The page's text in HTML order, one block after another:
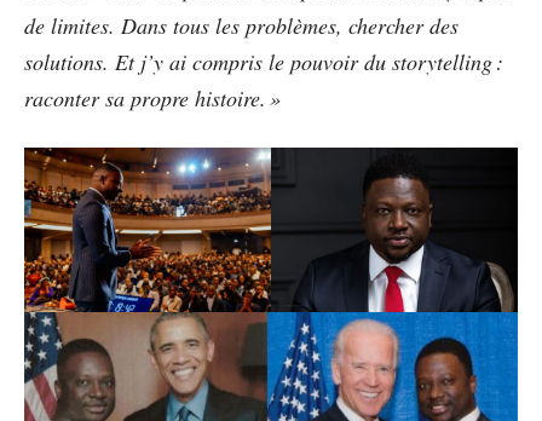
de limites. Dans tous les problèmes, chercher des
solutions. Et j’y ai compris le pouvoir du storytelling :
raconter sa propre histoire. »